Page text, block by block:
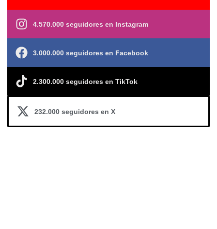
4.570.000 seguidores en Instagram
3.000.000 seguidores en Facebook
2.300.000 seguidores en TikTok
232.000 seguidores en X